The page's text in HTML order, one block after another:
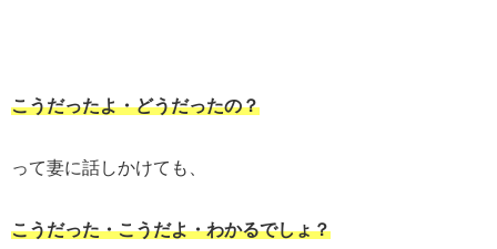
こうだったよ・どうだったの？
って妻に話しかけても、
こうだった・こうだよ・わかるでしょ？